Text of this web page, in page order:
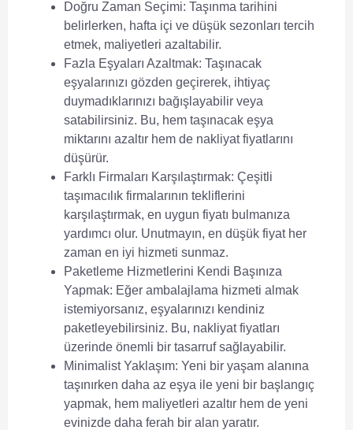
Doğru Zaman Seçimi: Taşınma tarihini
belirlerken, hafta içi ve düşük sezonları tercih
etmek, maliyetleri azaltabilir.
Fazla Eşyaları Azaltmak: Taşınacak
eşyalarınızı gözden geçirerek, ihtiyaç
duymadıklarınızı bağışlayabilir veya
satabilirsiniz. Bu, hem taşınacak eşya
miktarını azaltır hem de nakliyat fiyatlarını
düşürür.
Farklı Firmaları Karşılaştırmak: Çeşitli
taşımacılık firmalarının tekliflerini
karşılaştırmak, en uygun fiyatı bulmanıza
yardımcı olur. Unutmayın, en düşük fiyat her
zaman en iyi hizmeti sunmaz.
Paketleme Hizmetlerini Kendi Başınıza
Yapmak: Eğer ambalajlama hizmeti almak
istemiyorsanız, eşyalarınızı kendiniz
paketleyebilirsiniz. Bu, nakliyat fiyatları
üzerinde önemli bir tasarruf sağlayabilir.
Minimalist Yaklaşım: Yeni bir yaşam alanına
taşınırken daha az eşya ile yeni bir başlangıç
yapmak, hem maliyetleri azaltır hem de yeni
evinizde daha ferah bir alan yaratır.